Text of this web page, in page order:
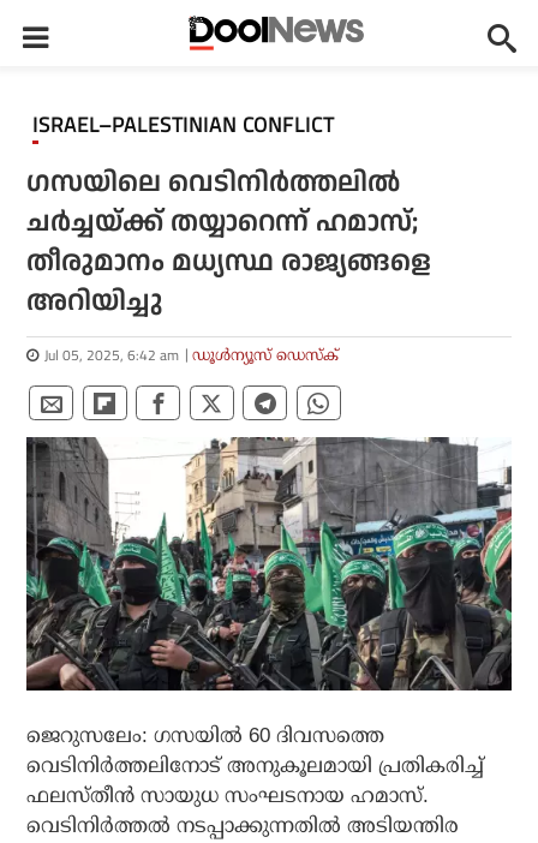
ISRAEL–PALESTINIAN CONFLICT
ഗസയിലെ വെടിനിര്‍ത്തലില്‍
ചര്‍ച്ചയ്ക്ക് തയ്യാറെന്ന് ഹമാസ്;
തീരുമാനം മധ്യസ്ഥ രാജ്യങ്ങളെ
അറിയിച്ചു
Jul 05, 2025, 6:42 am ഡൂള്‍ന്യൂസ് ഡെസ്‌ക്
ജെറുസലേം: ഗസയില്‍ 60 ദിവസത്തെ
വെടിനിര്‍ത്തലിനോട് അനുകൂലമായി പ്രതികരിച്ച്
ഫലസ്തീന്‍ സായുധ സംഘടനായ ഹമാസ്.
വെടിനിര്‍ത്തല്‍ നടപ്പാക്കുന്നതില്‍ അടിയന്തിര